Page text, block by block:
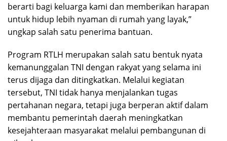
berarti bagi keluarga kami dan memberikan harapan
untuk hidup lebih nyaman di rumah yang layak,”
ungkap salah satu penerima bantuan.
Program RTLH merupakan salah satu bentuk nyata
kemanunggalan TNI dengan rakyat yang selama ini
terus dijaga dan ditingkatkan. Melalui kegiatan
tersebut, TNI tidak hanya menjalankan tugas
pertahanan negara, tetapi juga berperan aktif dalam
membantu pemerintah daerah meningkatkan
kesejahteraan masyarakat melalui pembangunan di